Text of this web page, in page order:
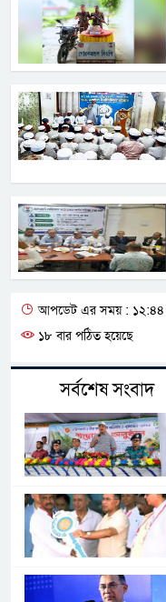
আপডেট এর সময় : ১২:৪৪
১৮ বার পঠিত হয়েছে
সর্বশেষ সংবাদ